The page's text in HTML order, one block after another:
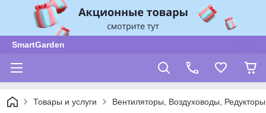
SmartGarden
Товары и услуги Вентиляторы, Воздуховоды,